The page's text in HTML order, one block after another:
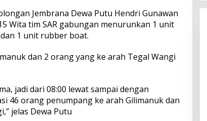
Jembrana Dewa Putu Hendri Gunawan
Wita tim SAR gabungan menurunkan 1 unit
1 unit rubber boat.
dan 2 orang yang ke arah Tegal Wangi
jadi dari 08:00 lewat sampai dengan
46 orang penumpang ke arah Gilimanuk dan
jelas Dewa Putu
Perkuat Ekosistem Pariwisata
dan Serapan Investasi, Sira
Village Grand Outlet Bali Resmi
Dibuka di KEK Kura Kura